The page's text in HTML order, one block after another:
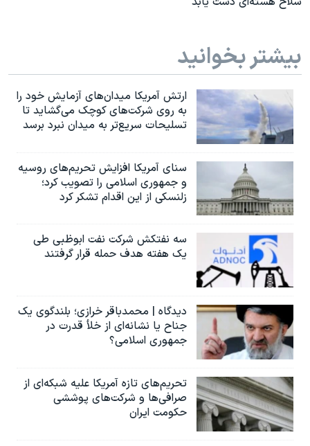
بیشتر بخوانید
ارتش آمریکا میدان‌های آزمایش خود را
به روی شرکت‌های کوچک می‌گشاید تا
تسلیحات سریع‌تر به میدان نبرد برسد
سنای آمریکا افزایش تحریم‌های روسیه
و جمهوری اسلامی را تصویب کرد؛
زلنسکی از این اقدام تشکر کرد
سه نفتکش شرکت نفت ابوظبی طی
یک هفته هدف حمله قرار گرفتند
دیدگاه | محمدباقر خرازی؛ بلندگوی یک
جناح یا نشانه‌ای از خلأ قدرت در
جمهوری اسلامی؟
تحریم‌های تازه آمریکا علیه شبکه‌ای از
صرافی‌ها و شرکت‌های پوششی
حکومت ایران